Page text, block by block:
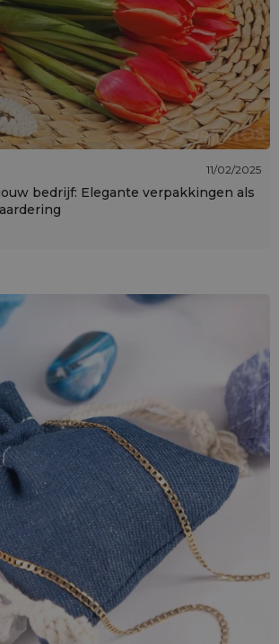
11/02/2025
bedrijf: Elegante verpakkingen als